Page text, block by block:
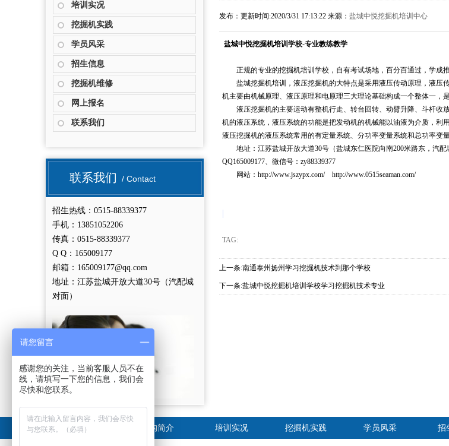
培训实况
挖掘机实践
学员风采
招生信息
挖掘机维修
网上报名
联系我们
联系我们 / Contact
招生热线：0515-88339377
手机：13851052206
传真：0515-88339377
Q Q：165009177
邮箱：165009177@qq.com
地址：江苏盐城开放大道30号（汽配城
对面）
发布：更新时间:2020/3/31 17:13:22 来源： 盐城中悦挖掘机培训中心
盐城中悦挖掘机培训学校-专业教练教学
正规的专业的挖掘机培训学校，自有考试场地，百分百通过，学成
盐城挖掘机培训，液压挖掘机的大特点是采用液压传动原理，液
机主要由机械原理、液压原理和电原理三大理论基础构成一个整体一，
液压挖掘机的主要运动有整机行走、转台回转、动臂升降、斗杆
机的液压系统，液压系统的功能是把发动机的机械能以油液为介质，利
液压挖掘机的液压系统常用的有定量系统、分功率变量系统和总功率变
地址：江苏盐城开放大道30号（盐城东仁医院向南200米路东，汽配
QQ165009177、微信号： zy88339377
网站： http://www.jszypx.com/ http://www.0515seaman.com/
TAG:
上一条:南通泰州扬州学习挖掘机技术到那个学校
下一条:盐城中悦挖掘机培训学校学习挖掘机技术专业
网站首页 机构简介 培训实况 挖掘机实践 学员风采 招
请您留言
感谢您的关注，当前客服人员不在
线，请填写一下您的信息，我们会
尽快和您联系。